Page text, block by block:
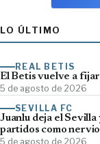
LO ÚLTIMO
REAL BETIS
El Betis vuelve a
5 de agosto de 2026
SEVILLA FC
Juanlu deja el
partidos como
5 de agosto de 2026